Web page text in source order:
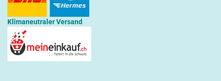
Klimaneutraler Versand